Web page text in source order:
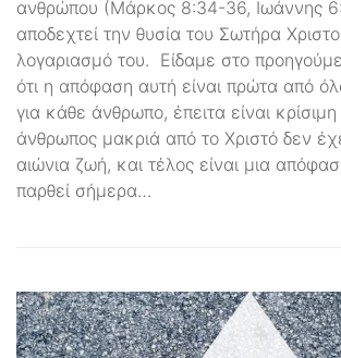
ανθρώπου (Μάρκος 8:34-36, Ιωάννης
αποδεχτεί την θυσία του Σωτήρα
λογαριασμό του. Είδαμε στο
ότι η απόφαση αυτή είναι πρώτα από
για κάθε άνθρωπο, έπειτα είναι
άνθρωπος μακριά από το Χριστό δεν
αιώνια ζωή, και τέλος είναι μια
παρθεί σήμερα…